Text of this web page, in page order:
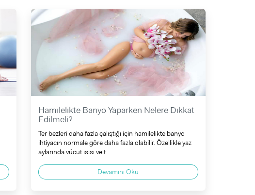
Hamilelikte Banyo Yaparken Nelere Dikkat
Edilmeli?
Ter bezleri daha fazla çalıştığı için hamilelikte banyo
ihtiyacın normale göre daha fazla olabilir. Özellikle yaz
aylarında vücut ısısı ve t ...
Devamını Oku